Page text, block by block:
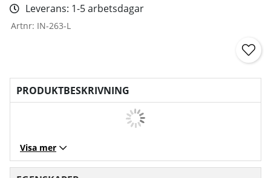
Leverans: 1-5 arbetsdagar
Artnr: IN-263-L
PRODUKTBESKRIVNING
Visa mer